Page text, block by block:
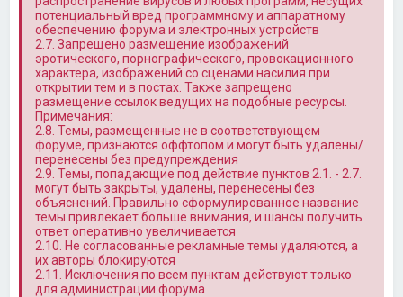
потенциальный вред программному и аппаратному
обеспечению форума и электронных устройств
2.7. Запрещено размещение изображений
эротического, порнографического, провокационного
характера, изображений со сценами насилия при
открытии тем и в постах. Также запрещено
размещение ссылок ведущих на подобные ресурсы.
Примечания:
2.8. Темы, размещенные не в соответствующем
форуме, признаются оффтопом и могут быть удалены/
перенесены без предупреждения
2.9. Темы, попадающие под действие пунктов 2.1. - 2.7.
могут быть закрыты, удалены, перенесены без
объяснений. Правильно сформулированное название
темы привлекает больше внимания, и шансы получить
ответ оперативно увеличивается
2.10. Не согласованные рекламные темы удаляются, а
их авторы блокируются
2.11. Исключения по всем пунктам действуют только
для администрации форума